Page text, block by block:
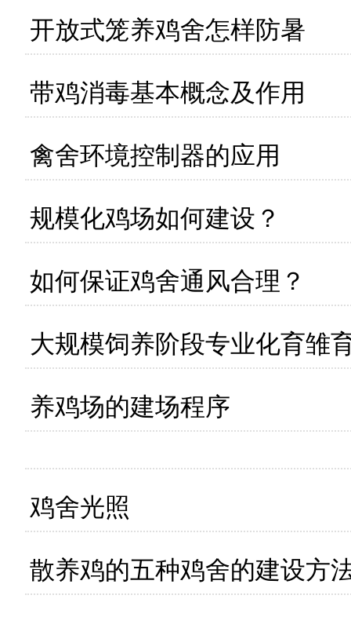
开放式笼养鸡舍怎样防暑
带鸡消毒基本概念及作用
禽舍环境控制器的应用
规模化鸡场如何建设？
如何保证鸡舍通风合理？
大规模饲养阶段专业化育雏
养鸡场的建场程序
鸡舍光照
散养鸡的五种鸡舍的建设方